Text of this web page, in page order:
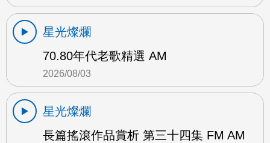
星光燦爛
70.80年代老歌精選 AM
2026/08/03
星光燦爛
長篇搖滾作品賞析 第三十四集 FM AM